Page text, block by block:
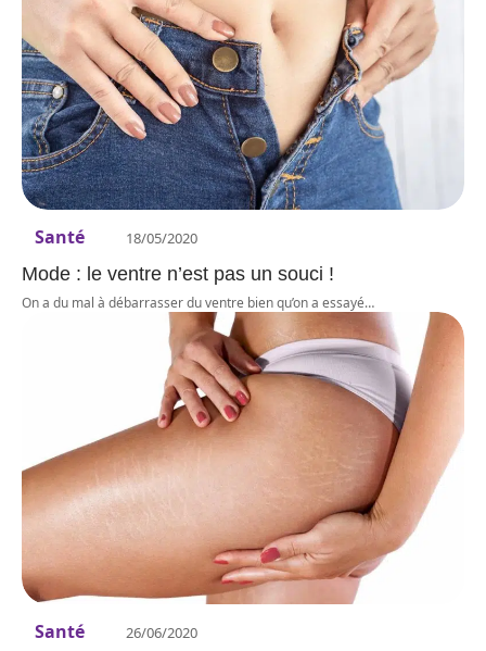
Santé 18/05/2020
Mode : le ventre n’est pas un souci !
On a du mal à débarrasser du ventre bien qu’on a essayé…
Santé 26/06/2020